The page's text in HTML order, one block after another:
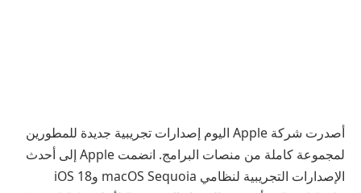
أصدرت شركة Apple اليوم إصدارات تجريبية جديدة للمطورين
لمجموعة كاملة من منصات البرامج. انضمت Apple إلى أحدث
الإصدارات التجريبية لنظامي macOS Sequoia وiOS 18